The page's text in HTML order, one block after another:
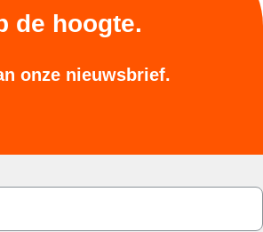
de hoogte.
onze nieuwsbrief.